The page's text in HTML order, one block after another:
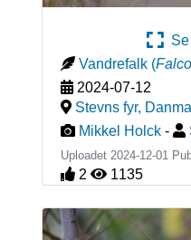
Se
Vandrefalk (
2024-07-12
Stevns fyr,
Mikkel Holck -
Uploadet 2024-12-01
2 1135